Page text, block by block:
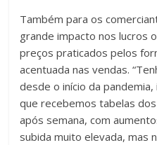
Também para os
grande impacto nos lucros
preços praticados pelos
acentuada nas vendas.
desde o início da
que recebemos tabelas
após semana, com
subida muito elevada, mas